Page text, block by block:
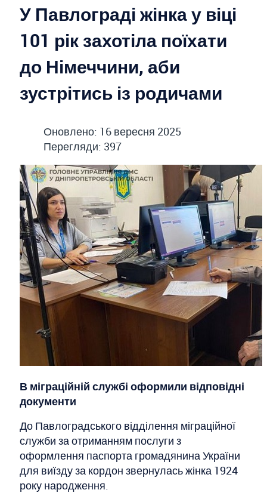
У Павлограді жінка у віці
101 рік захотіла поїхати
до Німеччини, аби
зустрітись із родичами
Оновлено: 16 вересня 2025
Перегляди: 397
В міграційній службі оформили відповідні
документи
До Павлоградського відділення міграційної
служби за отриманням послуги з
оформлення паспорта громадянина України
для виїзду за кордон звернулась жінка 1924
року народження.